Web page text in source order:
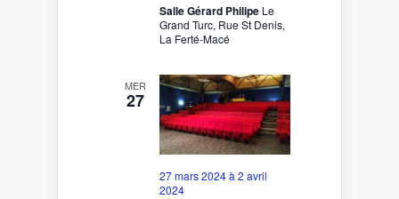
Salle Gérard Philipe Le
Grand Turc, Rue St Denis,
La Ferté-Macé
MER
27
27 mars 2024à 2 avril
2024